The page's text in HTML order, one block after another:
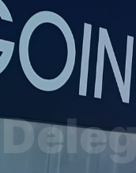
Calços